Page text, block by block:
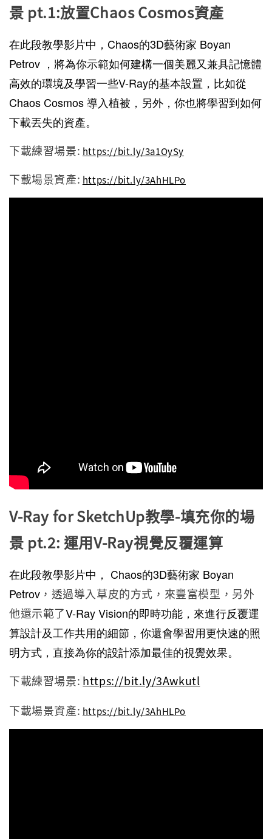
景 pt.1:放置Chaos Cosmos資產
在此段教學影片中，Chaos的3D藝術家 Boyan
Petrov ，將為你示範如何建構一個美麗又兼具記憶體
高效的環境及學習一些V-Ray的基本設置，比如從
Chaos Cosmos導入植被，另外，你也將學習到如何
下載丟失的資產。
下載練習場景: https://bit.ly/3a1OySy
下載場景資產: https://bit.ly/3AhHLPo
V-Ray for SketchUp教學-填充你的場
景 pt.2: 運用V-Ray視覺反覆運算
在此段教學影片中， Chaos的3D藝術家 Boyan
Petrov ，透過導入草皮的方式，來豐富模型，另外
他還示範了V-Ray Vision的即時功能，來進行反覆運
算設計及工作共用的細節，你還會學習用更快速的照
明方式，直接為你的設計添加最佳的視覺效果。
下載練習場景: https://bit.ly/3Awkutl
下載場景資產: https://bit.ly/3AhHLPo